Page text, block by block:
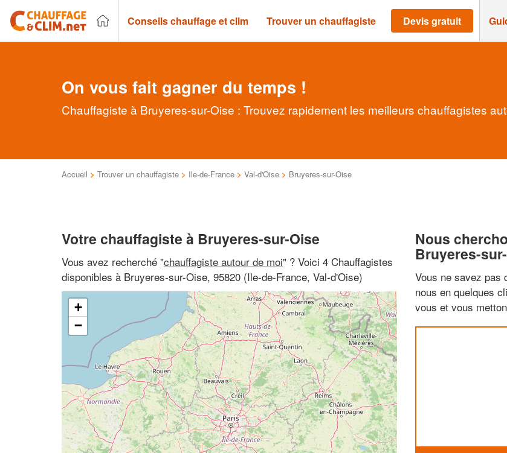
Conseils chauffage et clim Trouver un chauffagiste Devis gratuit
On vous fait gagner du temps !
Chauffagiste à Bruyeres-sur-Oise : Trouvez rapidement les meilleurs chauffagistes
Accueil > Trouver un chauffagiste > Ile-de-France > Val-d'Oise > Bruyeres-sur-Oise
Votre chauffagiste à Bruyeres-sur-Oise
Vous avez recherché "chauffagiste autour de moi" ? Voici 4 Chauffagistes
disponibles à Bruyeres-sur-Oise, 95820 (Ile-de-France, Val-d'Oise)
+
−
Nous
Bruyeres-
Vous ne savez pas
nous en quelques
vous et vous